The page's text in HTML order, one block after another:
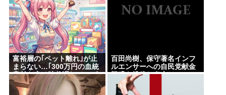
富裕層の｢ペット離れ｣が止
まらない…｢300万円の血統
書付き犬は時代遅れ｣という
真のお金持ちが"向かった
先"
百田尚樹、保守著名インフ
ルエンサーへの自民党献金
疑惑を投稿し炎上